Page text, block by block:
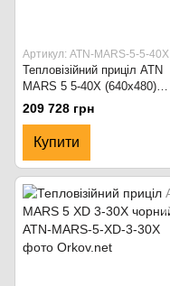
Артикул: ATN-MARS-5-5-40X
Тепловізійний приціл ATN
MARS 5 5-40X (640х480)
Чорний
209 728 грн
Купити